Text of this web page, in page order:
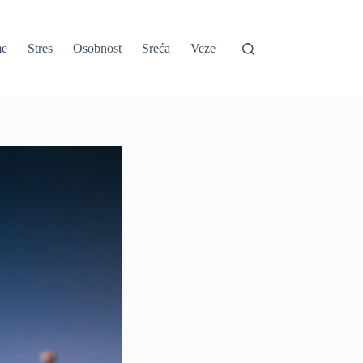
Stres Osobnost Sreća Veze